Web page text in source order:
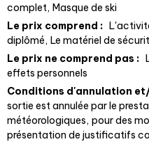
complet Masque de ski
Le prix comprend :
diplômé Le matériel de
Le prix ne comprend pas :
effets personnels
Conditions d'annulation
sortie est annulée par le
météorologiques pour des
présentation de justificatifs